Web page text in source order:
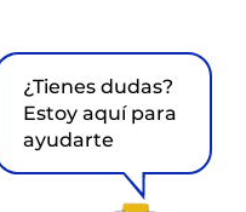
¿Tienes dudas?
Estoy aquí para
ayudarte